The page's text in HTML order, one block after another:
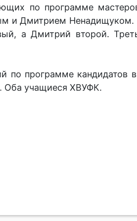
по программе
и Дмитрием Ненадищуком.
а Дмитрий второй.
по программе кандидатов
Оба учащиеся ХВУФК.